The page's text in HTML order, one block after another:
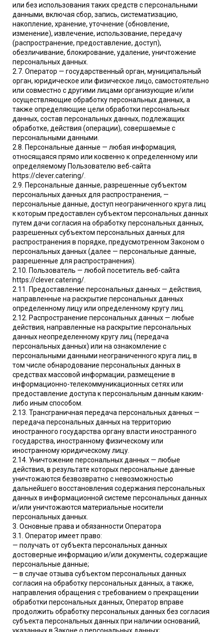
или без использования таких средств с персональными
данными, включая сбор, запись, систематизацию,
накопление, хранение, уточнение (обновление,
изменение), извлечение, использование, передачу
(распространение, предоставление, доступ),
обезличивание, блокирование, удаление, уничтожение
персональных данных.
2.7. Оператор — государственный орган, муниципальный
орган, юридическое или физическое лицо, самостоятельно
или совместно с другими лицами организующие и/или
осуществляющие обработку персональных данных, а
также определяющие цели обработки персональных
данных, состав персональных данных, подлежащих
обработке, действия (операции), совершаемые с
персональными данными.
2.8. Персональные данные — любая информация,
относящаяся прямо или косвенно к определенному или
определяемому Пользователю веб-сайта
https://clever.catering/.
2.9. Персональные данные, разрешенные субъектом
персональных данных для распространения, —
персональные данные, доступ неограниченного круга лиц
к которым предоставлен субъектом персональных данных
путем дачи согласия на обработку персональных данных,
разрешенных субъектом персональных данных для
распространения в порядке, предусмотренном Законом о
персональных данных (далее — персональные данные,
разрешенные для распространения).
2.10. Пользователь — любой посетитель веб-сайта
https://clever.catering/.
2.11. Предоставление персональных данных — действия,
направленные на раскрытие персональных данных
определенному лицу или определенному кругу лиц.
2.12. Распространение персональных данных — любые
действия, направленные на раскрытие персональных
данных неопределенному кругу лиц (передача
персональных данных) или на ознакомление с
персональными данными неограниченного круга лиц, в
том числе обнародование персональных данных в
средствах массовой информации, размещение в
информационно-телекоммуникационных сетях или
предоставление доступа к персональным данным каким-
либо иным способом.
2.13. Трансграничная передача персональных данных —
передача персональных данных на территорию
иностранного государства органу власти иностранного
государства, иностранному физическому или
иностранному юридическому лицу.
2.14. Уничтожение персональных данных — любые
действия, в результате которых персональные данные
уничтожаются безвозвратно с невозможностью
дальнейшего восстановления содержания персональных
данных в информационной системе персональных данных
и/или уничтожаются материальные носители
персональных данных.
3. Основные права и обязанности Оператора
3.1. Оператор имеет право:
— получать от субъекта персональных данных
достоверные информацию и/или документы, содержащие
персональные данные;
— в случае отзыва субъектом персональных данных
согласия на обработку персональных данных, а также,
направления обращения с требованием о прекращении
обработки персональных данных, Оператор вправе
продолжить обработку персональных данных без согласия
субъекта персональных данных при наличии оснований,
указанных в Законе о персональных данных;